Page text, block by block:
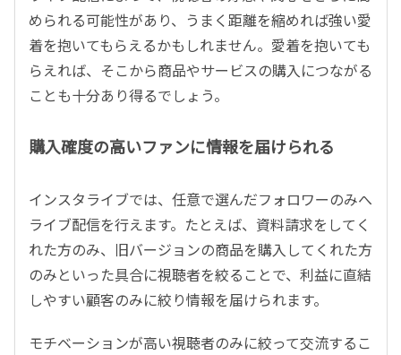
められる可能性があり、うまく距離を縮めれば強い愛
着を抱いてもらえるかもしれません。愛着を抱いても
らえれば、そこから商品やサービスの購入につながる
ことも十分あり得るでしょう。
購入確度の高いファンに情報を届けられる
インスタライブでは、任意で選んだフォロワーのみへ
ライブ配信を行えます。たとえば、資料請求をしてく
れた方のみ、旧バージョンの商品を購入してくれた方
のみといった具合に視聴者を絞ることで、利益に直結
しやすい顧客のみに絞り情報を届けられます。
モチベーションが高い視聴者のみに絞って交流するこ